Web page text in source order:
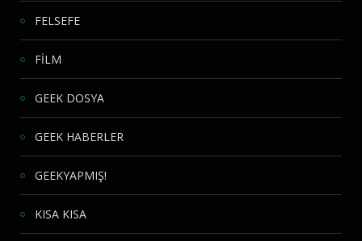
FELSEFE
FİLM
GEEK DOSYA
GEEK HABERLER
GEEKYAPMIŞ!
KISA KISA